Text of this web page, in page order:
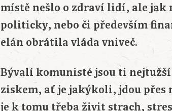
místě nešlo o zdraví lidí, ale jak
politicky, nebo či především
elán obrátila vláda vniveč.
Bývalí komunisté jsou ti
ziskem, ať je jakýkoli, jdou přes
je k tomu třeba živit strach,